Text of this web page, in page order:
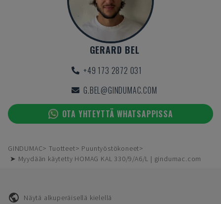
GERARD BEL
+49 173 2872 031
G.BEL@GINDUMAC.COM
OTA YHTEYTTÄ WHATSAPPISSA
GINDUMAC Tuotteet
Puuntyöstökoneet
➤ Myydään käytetty HOMAG KAL 330/9/A6/L | gindumac.com
Näytä alkuperäisellä kielellä